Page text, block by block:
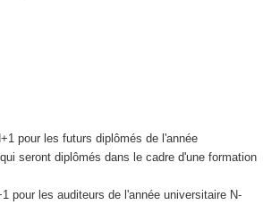
pour les futurs diplômés de l'année
seront diplômés dans le cadre d'une formation
pour les auditeurs de l'année universitaire N-